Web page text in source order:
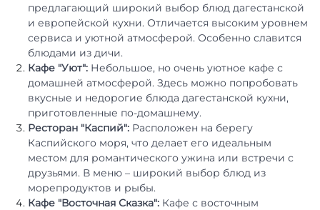
предлагающий широкий выбор блюд дагестанской
и европейской кухни. Отличается высоким уровнем
сервиса и уютной атмосферой. Особенно славится
блюдами из дичи.
Кафе "Уют": Небольшое, но очень уютное кафе с
домашней атмосферой. Здесь можно попробовать
вкусные и недорогие блюда дагестанской кухни,
приготовленные по-домашнему.
Ресторан "Каспий": Расположен на берегу
Каспийского моря, что делает его идеальным
местом для романтического ужина или встречи с
друзьями. В меню – широкий выбор блюд из
морепродуктов и рыбы.
Кафе "Восточная Сказка": Кафе с восточным